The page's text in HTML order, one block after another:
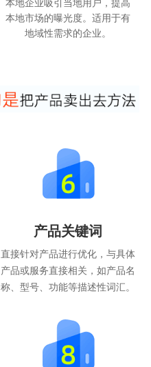
本地市场的曝光度。适用于有
地域性需求的企业。
产品关键词
直接针对产品进行优化，与具体
产品或服务直接相关，如产品名
称、型号、功能等描述性词汇。